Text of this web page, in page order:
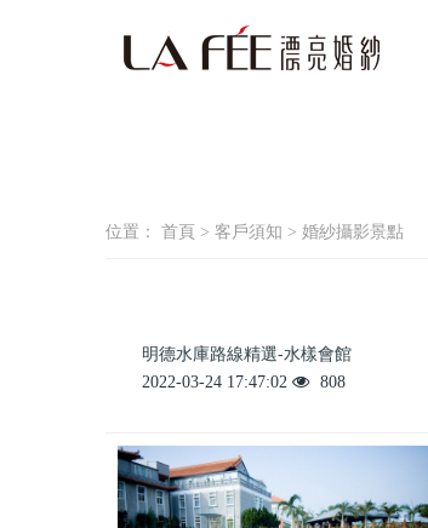
位置： 首頁 > 客戶須知 > 婚紗攝影景點
明德水庫路線精選-水樣會館
2022-03-24 17:47:02 808